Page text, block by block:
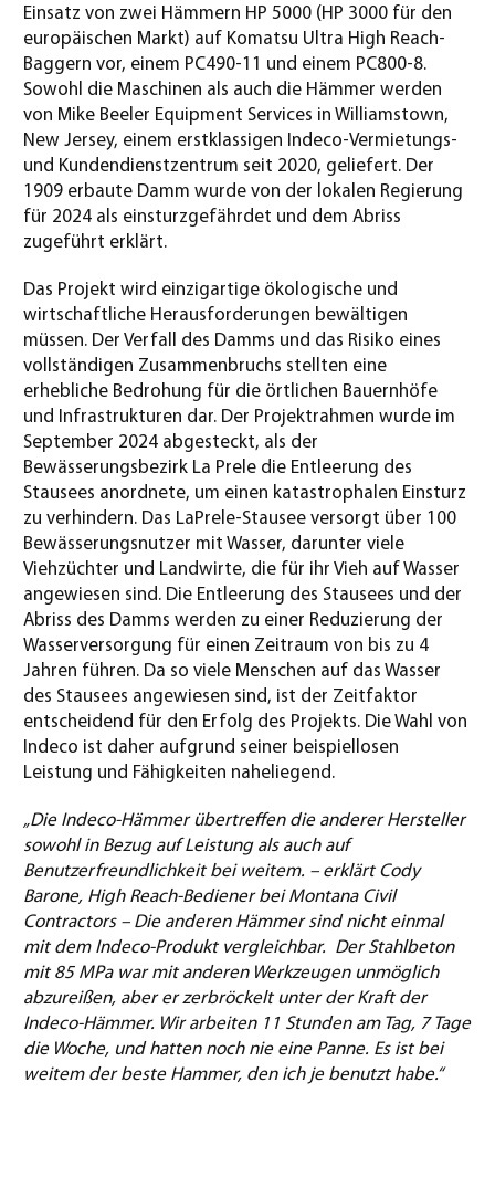
Einsatz von zwei Hämmern HP 5000 (HP 3000 für den
europäischen Markt) auf Komatsu Ultra High Reach-
Baggern vor, einem PC490-11 und einem PC800-8.
Sowohl die Maschinen als auch die Hämmer werden
von Mike Beeler Equipment Services in Williamstown,
New Jersey, einem erstklassigen Indeco-Vermietungs-
und Kundendienstzentrum seit 2020, geliefert. Der
1909 erbaute Damm wurde von der lokalen Regierung
für 2024 als einsturzgefährdet und dem Abriss
zugeführt erklärt.
Das Projekt wird einzigartige ökologische und
wirtschaftliche Herausforderungen bewältigen
müssen. Der Verfall des Damms und das Risiko eines
vollständigen Zusammenbruchs stellten eine
erhebliche Bedrohung für die örtlichen Bauernhöfe
und Infrastrukturen dar. Der Projektrahmen wurde im
September 2024 abgesteckt, als der
Bewässerungsbezirk La Prele die Entleerung des
Stausees anordnete, um einen katastrophalen Einsturz
zu verhindern. Das LaPrele-Stausee versorgt über 100
Bewässerungsnutzer mit Wasser, darunter viele
Viehzüchter und Landwirte, die für ihr Vieh auf Wasser
angewiesen sind. Die Entleerung des Stausees und der
Abriss des Damms werden zu einer Reduzierung der
Wasserversorgung für einen Zeitraum von bis zu 4
Jahren führen. Da so viele Menschen auf das Wasser
des Stausees angewiesen sind, ist der Zeitfaktor
entscheidend für den Erfolg des Projekts. Die Wahl von
Indeco ist daher aufgrund seiner beispiellosen
Leistung und Fähigkeiten naheliegend.
„Die Indeco-Hämmer übertreffen die anderer Hersteller
sowohl in Bezug auf Leistung als auch auf
Benutzerfreundlichkeit bei weitem. – erklärt Cody
Barone, High Reach-Bediener bei Montana Civil
Contractors – Die anderen Hämmer sind nicht einmal
mit dem Indeco-Produkt vergleichbar. Der Stahlbeton
mit 85 MPa war mit anderen Werkzeugen unmöglich
abzureißen, aber er zerbröckelt unter der Kraft der
Indeco-Hämmer. Wir arbeiten 11 Stunden am Tag, 7 Tage
die Woche, und hatten noch nie eine Panne. Es ist bei
weitem der beste Hammer, den ich je benutzt habe.“